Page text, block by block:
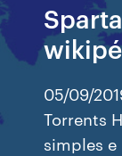
05/09/
Torrents
simples